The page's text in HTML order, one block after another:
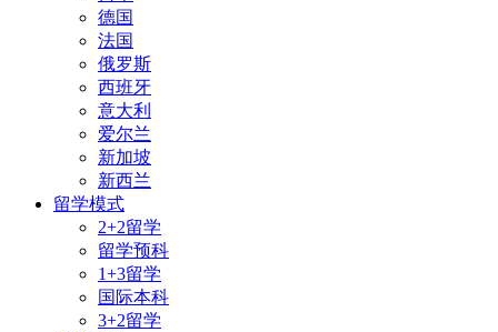
德国
法国
俄罗斯
西班牙
意大利
爱尔兰
新加坡
新西兰
留学模式
2+2留学
留学预科
1+3留学
国际本科
3+2留学